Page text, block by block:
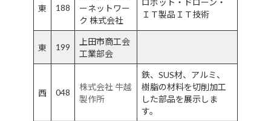
東 188
ーネットワー
ク 株式会社
ＩＴ製品ＩＴ技術
東 199
上田市商工会
工業部会
西 048
株式会社 牛越
製作所
鉄、SUS材、アルミ、
樹脂の材料を切削加工
した部品を展示しま
す。